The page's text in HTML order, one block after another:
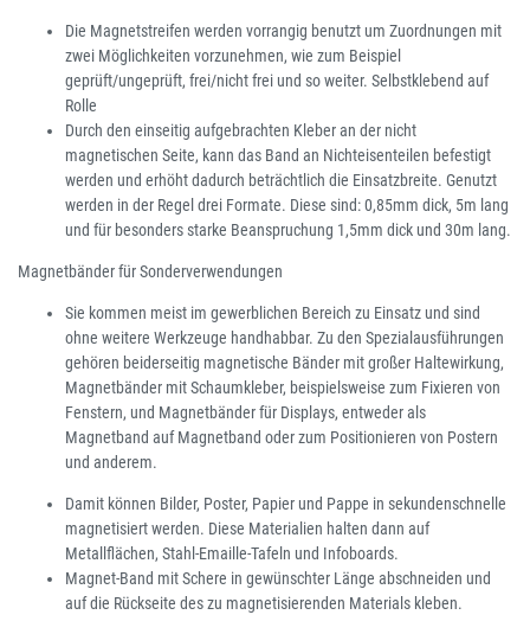
Die Magnetstreifen werden vorrangig benutzt um Zuordnungen mit
zwei Möglichkeiten vorzunehmen, wie zum Beispiel
geprüft/ungeprüft, frei/nicht frei und so weiter. Selbstklebend auf
Rolle
Durch den einseitig aufgebrachten Kleber an der nicht
magnetischen Seite, kann das Band an Nichteisenteilen befestigt
werden und erhöht dadurch beträchtlich die Einsatzbreite. Genutzt
werden in der Regel drei Formate. Diese sind: 0,85mm dick, 5m lang
und für besonders starke Beanspruchung 1,5mm dick und 30m lang.
Magnetbänder für Sonderverwendungen
Sie kommen meist im gewerblichen Bereich zu Einsatz und sind
ohne weitere Werkzeuge handhabbar. Zu den Spezialausführungen
gehören beiderseitig magnetische Bänder mit großer Haltewirkung,
Magnetbänder mit Schaumkleber, beispielsweise zum Fixieren von
Fenstern, und Magnetbänder für Displays, entweder als
Magnetband auf Magnetband oder zum Positionieren von Postern
und anderem.
Damit können Bilder, Poster, Papier und Pappe in sekundenschnelle
magnetisiert werden. Diese Materialien halten dann auf
Metallflächen, Stahl-Emaille-Tafeln und Infoboards.
Magnet-Band mit Schere in gewünschter Länge abschneiden und
auf die Rückseite des zu magnetisierenden Materials kleben.